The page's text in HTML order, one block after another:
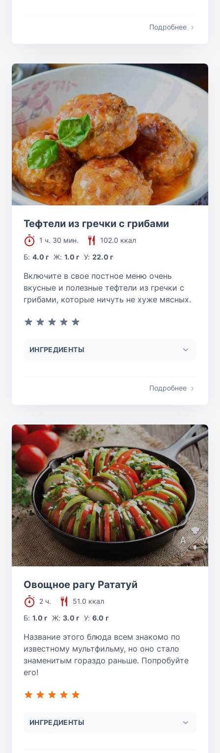
Подробнее
Тефтели из гречки с грибами
1 ч. 30 мин.
102.0 ккал
Б:4.0 г Ж: 1.0 г У: 22.0 г
Включите в свое постное меню очень
вкусные и полезные тефтели из гречки с
грибами, которые ничуть не хуже мясных.
ИНГРЕДИЕНТЫ
Подробнее
Овощное рагу Рататуй
2 ч.
51.0 ккал
Б:1.0 г Ж: 3.0 г У: 6.0 г
Название этого блюда всем знакомо по
известному мультфильму, но оно стало
знаменитым гораздо раньше. Попробуйте
его!
ИНГРЕДИЕНТЫ